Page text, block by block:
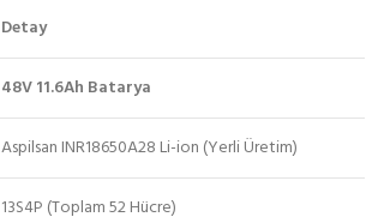
Detay
48V 11.6Ah Batarya
Aspilsan INR18650A28 Li-ion (Yerli Üretim)
13S4P (Toplam 52 Hücre)